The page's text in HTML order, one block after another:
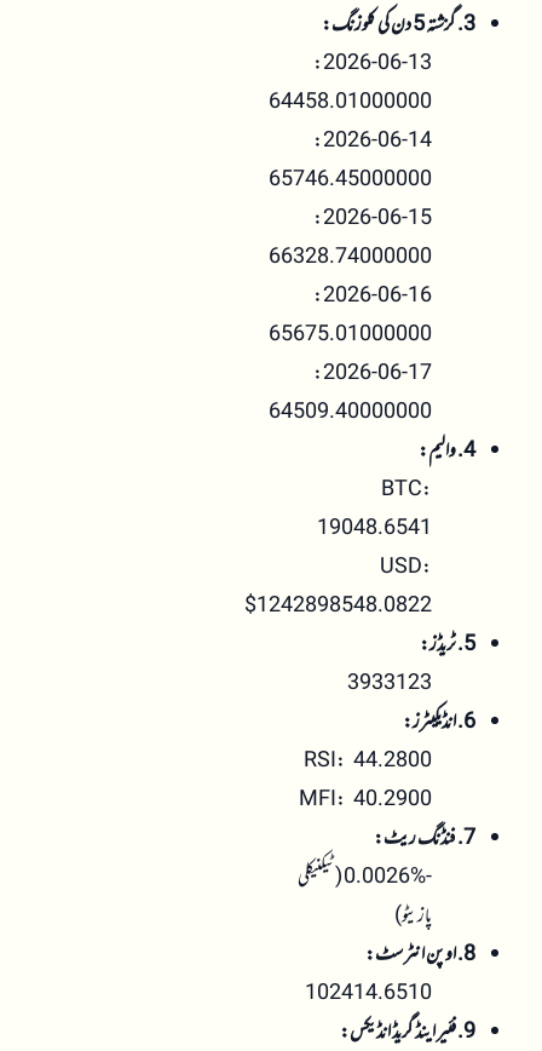
3. گزشتہ 5 دن کی کلوزنگ:
2026-06-13:
64458.01000000
2026-06-14:
65746.45000000
2026-06-15:
66328.74000000
2026-06-16:
65675.01000000
2026-06-17:
64509.40000000
4. والیم:
BTC:
19048.6541
USD:
$1242898548.0822
5. ٹریڈز:
3933123
6. انڈیکیٹرز:
RSI: 44.2800
MFI: 40.2900
7. فنڈنگ ریٹ:
-0.0026% (ٹیکنیکلی
پازیٹو)
8. اوپن انٹرسٹ:
102414.6510
9. فئیر اینڈ گریڈ انڈیکس: